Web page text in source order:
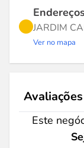
Endereços
JARDIM
Ver no mapa
Avaliações
Este